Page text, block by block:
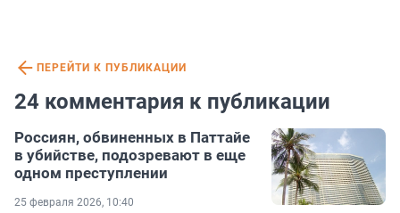
ПЕРЕЙТИ К ПУБЛИКАЦИИ
24 комментария к публикации
Россиян, обвиненных в Паттайе
в убийстве, подозревают в еще
одном преступлении
25 февраля 2026, 10:40